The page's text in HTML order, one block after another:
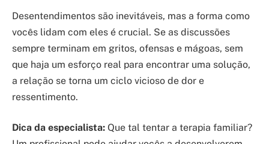
Desentendimentos são inevitáveis, mas a forma como
vocês lidam com eles é crucial. Se as discussões
sempre terminam em gritos, ofensas e mágoas, sem
que haja um esforço real para encontrar uma solução,
a relação se torna um ciclo vicioso de dor e
ressentimento.
Dica da especialista: Que tal tentar a terapia familiar?